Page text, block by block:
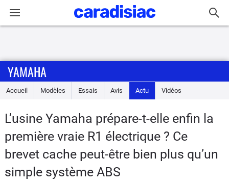
Accueil
Essais
Equipement
Avis
YAMAHA
Accueil Modèles Essais Avis Actu Vidéos
L’usine Yamaha prépare-t-elle enfin la
première vraie R1 électrique ? Ce
brevet cache peut-être bien plus qu’un
simple système ABS